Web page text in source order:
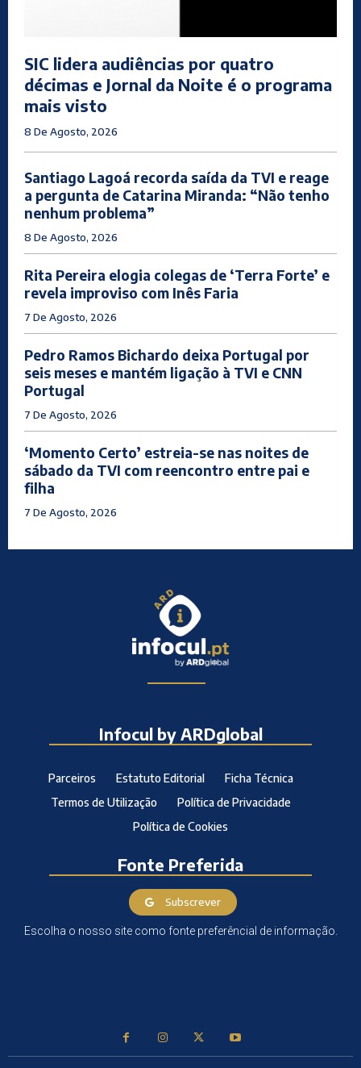
SIC lidera audiências por quatro
décimas e Jornal da Noite é o programa
mais visto
8 De Agosto, 2026
Santiago Lagoá recorda saída da TVI e reage
a pergunta de Catarina Miranda: “Não tenho
nenhum problema”
8 De Agosto, 2026
Rita Pereira elogia colegas de ‘Terra Forte’ e
revela improviso com Inês Faria
7 De Agosto, 2026
Pedro Ramos Bichardo deixa Portugal por
seis meses e mantém ligação à TVI e CNN
Portugal
7 De Agosto, 2026
‘Momento Certo’ estreia-se nas noites de
sábado da TVI com reencontro entre pai e
filha
7 De Agosto, 2026
Infocul by ARDglobal
Parceiros Estatuto Editorial
Ficha Técnica
Termos de Utilização
Política de Privacidade
Política de Cookies
Fonte Preferida
Subscrever
Escolha o nosso site como fonte preferêncial de informação.